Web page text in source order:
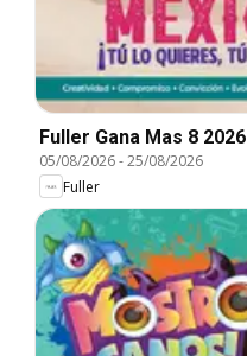
Fuller Gana Mas 8 2026
05/08/2026-25/08/2026
Fuller